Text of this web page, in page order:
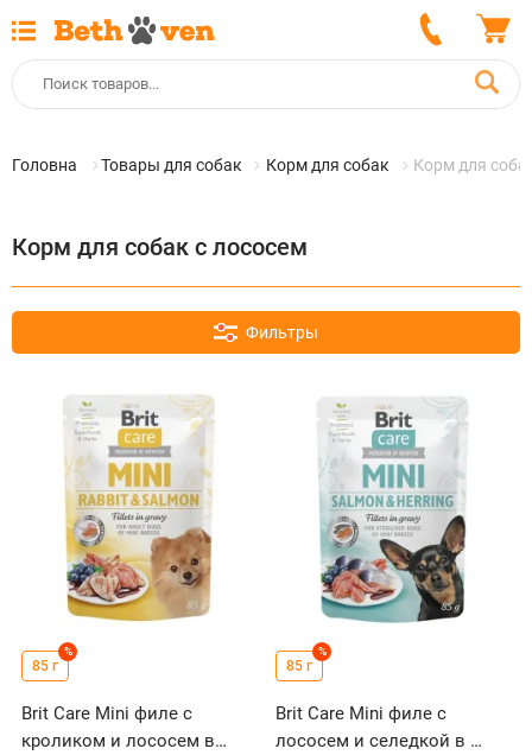
Головна Товары для собак Корм для собак Корм для
Корм для собак с лососем
Фильтры
85 г
%
Brit Care Mini филе с
кроликом и лососем в
85 г
%
Brit Care Mini филе с
лососем и селедкой в ​​